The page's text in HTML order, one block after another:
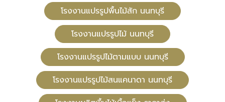
โรงงานแปรรูปพื้นไม้สัก นนทบุรี
โรงงานแปรรูปไม้ นนทบุรี
โรงงานแปรรูปไม้ตามแบบ นนทบุรี
โรงงานแปรรูปไม้สนแคนาดา นนทบุรี